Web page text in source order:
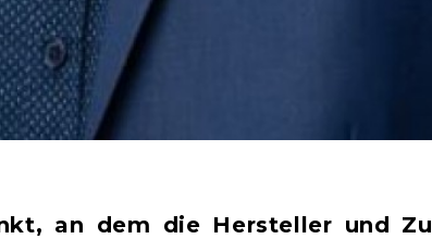
an dem die Hersteller und